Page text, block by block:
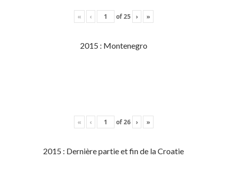
« ‹ of25 › »
2015 : Montenegro
« ‹ of26 › »
2015 : Dernière partie et fin de la Croatie